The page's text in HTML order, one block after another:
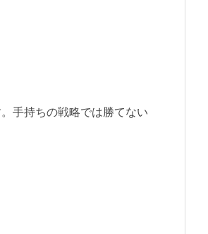
手持ちの戦略では勝てない